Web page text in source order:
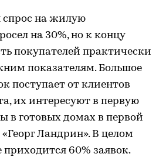
спрос на жилую
на 30%, но к концу
покупателей практически
показателям. Большое
поступает от клиентов
их интересуют в первую
в готовых домах в первой
Ландрин». В целом
приходится 60% заявок.